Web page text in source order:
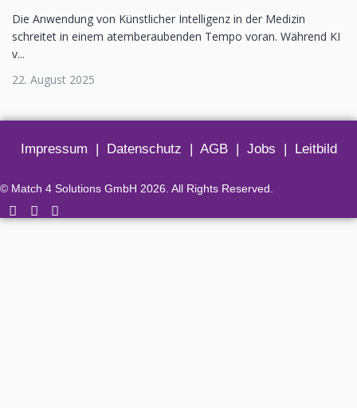
Die Anwendung von Künstlicher Intelligenz in der Medizin
schreitet in einem atemberaubenden Tempo voran. Während KI
v...
22. August 2025
Impressum | Datenschutz | AGB| Jobs | Leitbild
© Match 4 Solutions GmbH 2026. All Rights Reserved.